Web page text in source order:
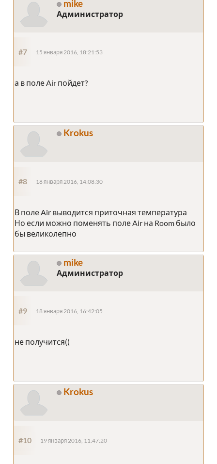
mike
Администратор
#7 15 января 2016, 18:21:53
а в поле Air пойдет?
Krokus
#8 18 января 2016, 14:08:30
В поле Air выводится приточная температура
Но если можно поменять поле Air на Room было
бы великолепно
mike
Администратор
#9 18 января 2016, 16:42:05
не получится((
Krokus
#10 19 января 2016, 11:47:20